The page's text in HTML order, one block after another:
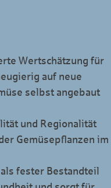
Wertschätzung für
auf neue
selbst angebaut
und Regionalität
Gemüsepflanzen im
fester Bestandteil